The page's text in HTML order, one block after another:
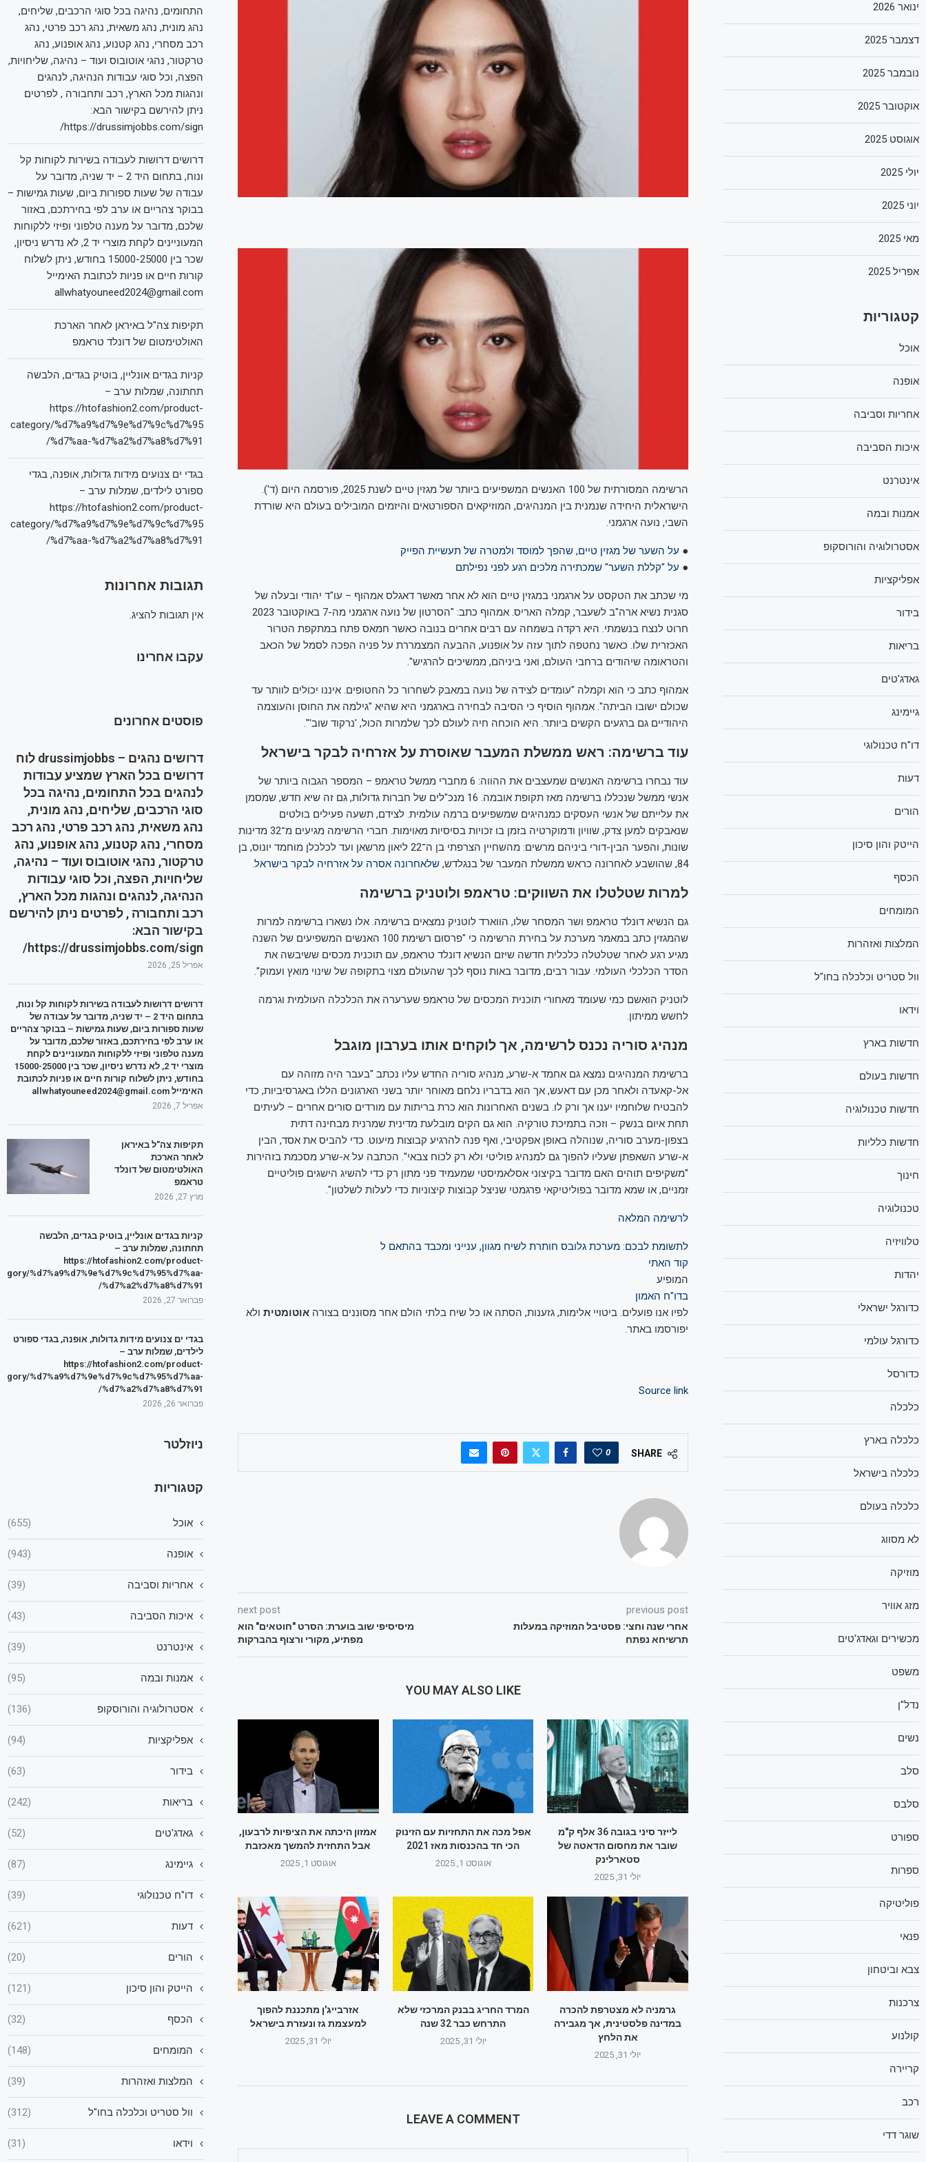
הרשימה המסורתית של 100 האנשים המשפיעים ביותר של מגזין טיים לשנת 2025, פורסמה היום (ד').
הישראלית היחידה שנמנית בין המנהיגים, המוזיקאים הספורטאים והיזמים המובילים בעולם היא שורדת
השבי, נועה ארגמני.
● על השער של מגזין טיים, שהפך למוסד ולמטרה של תעשיית הפייק
● על "קללת השער" שמכתירה מלכים רגע לפני נפילתם
מי שכתב את הטקסט על ארגמני במגזין טיים הוא לא אחר מאשר דאגלס אמהוף – עו"ד יהודי ובעלה של
סגנית נשיא ארה"ב לשעבר, קמלה האריס. אמהוף כתב: "הסרטון של נועה ארגמני מה-7 באוקטובר 2023
חרוט לנצח בנשמתי. היא רקדה בשמחה עם רבים אחרים בנובה כאשר חמאס פתח במתקפת הטרור
האכזרית שלו. כאשר נחטפה לתוך עזה על אופנוע, ההבעה המצמררת על פניה הפכה לסמל של הכאב
והטראומה שיהודים ברחבי העולם, ואני ביניהם, ממשיכים להרגיש".
אמהוף כתב כי הוא וקמלה "עומדים לצידה של נועה במאבק לשחרור כל החטופים. איננו יכולים לוותר עד
שכולם ישובו הביתה". אמהוף הוסיף כי הסיבה לבחירה בארגמני היא שהיא "גילמה את החוסן והעוצמה
היהודיים גם ברגעים הקשים ביותר. היא הוכחה חיה לעולם לכך שלמרות הכול, 'נרקוד שוב'".
עוד ברשימה: ראש ממשלת המעבר שאוסרת על אזרחיה לבקר בישראל
עוד נבחרו ברשימה האנשים שמעצבים את ההווה: 6 מחברי ממשל טראמפ – המספר הגבוה ביותר של
אנשי ממשל שנכללו ברשימה מאז תקופת אובמה. 16 מנכ"לים של חברות גדולות, גם זה שיא חדש, שמסמן
את עלייתם של אנשי העסקים כמנהיגים שמשפיעים ברמה עולמית. לצידם, תשעה פעילים בולטים
שנאבקים למען צדק, שוויון ודמוקרטיה בזמן בו זכויות בסיסיות מאוימות. חברי הרשימה מגיעים מ־32 מדינות
שונות, והפער הבין-דורי ביניהם מרשים: מהשחיין הצרפתי בן ה־22 ליאון מרשאן ועד לכלכלן מוחמד יונוס, בן
84, שהושבע לאחרונה כראש ממשלת המעבר של בנגלדש,
שלאחרונה אסרה על אזרחיה לבקר בישראל.
למרות שטלטלו את השווקים: טראמפ ולוטניק ברשימה
גם הנשיא דונלד טראמפ ושר המסחר שלו, הווארד לוטניק נמצאים ברשימה. אלו נשארו ברשימה למרות
שהמגזין כתב במאמר מערכת על בחירת הרשימה כי "פרסום רשימת 100 האנשים המשפיעים של השנה
מגיע רגע לאחר שטלטלה כלכלית חדשה שיזם הנשיא דונלד טראמפ, עם תוכנית מכסים ששיבשה את
הסדר הכלכלי העולמי. עבור רבים, מדובר באות נוסף לכך שהעולם מצוי בתקופה של שינוי מואץ ועמוק".
לוטניק הואשם כמי שעומד מאחורי תוכנית המכסים של טראמפ שערערה את הכלכלה העולמית וגרמה
לחשש ממיתון.
מנהיג סוריה נכנס לרשימה, אך לוקחים אותו בערבון מוגבל
ברשימת המנהיגים נמצא גם אחמד א-שרע, מנהיג סוריה החדש עליו נכתב "בעבר היה מזוהה עם
אל-קאעדה ולאחר מכן עם דאעש, אך הוא בדבריו נלחם מאוחר יותר בשני הארגונים הללו באגרסיביות, כדי
להבטיח שלוחמיו יענו אך ורק לו. בשנים האחרונות הוא כרת בריתות עם מורדים סורים אחרים – לעיתים
תחת איום בנשק – וזכה בתמיכת טורקיה. הוא גם הקים מובלעת מדינית שמרנית מבחינה דתית
בצפון-מערב סוריה, שנוהלה באופן אפקטיבי, ואף פנה להרגיע קבוצות מיעוט. כדי להביס את אסד, הבין
א-שרע השאפתן שעליו להפוך גם למנהיג פוליטי ולא רק לכוח צבאי". הכתבה על א-שרע מסכמת בזהירות
"משקיפים תוהים האם מדובר בקיצוני אסלאמיסטי שמעמיד פני מתון רק כדי להשיג הישגים פוליטיים
זמניים, או שמא מדובר בפוליטיקאי פרגמטי שניצל קבוצות קיצוניות כדי לעלות לשלטון".
לרשימה המלאה
לתשומת לבכם: מערכת גלובס חותרת לשיח מגוון, ענייני ומכבד בהתאם ל
קוד האתי
המופיע
בדו"ח האמון
לפיו אנו פועלים. ביטויי אלימות, גזענות, הסתה או כל שיח בלתי הולם אחר מסוננים בצורה אוטומטיתולא
יפורסמו באתר.
Source link
SHARE
0
previous post
אחרי שנה וחצי: פסטיבל המוזיקה במעלות
תרשיחא נפתח
next post
מיסיסיפי שוב בוערת: הסרט "חוטאים" הוא
מפתיע, מקורי ורצוף בהברקות
YOU MAY ALSO LIKE
אמזון היכתה את הציפיות לרבעון,
אבל התחזית להמשך מאכזבת
אוגוסט 1, 2025
אפל מכה את התחזיות עם הזינוק
הכי חד בהכנסות מאז 2021
אוגוסט 1, 2025
לייזר סיני בגובה 36 אלף ק"מ
שובר את מחסום הדאטה של
סטארלינק
יולי 31, 2025
אזרבייג'ן מתכננת להפוך
למעצמת גז ונעזרת בישראל
יולי 31, 2025
המרד החריג בבנק המרכזי שלא
התרחש כבר 32 שנה
יולי 31, 2025
גרמניה לא מצטרפת להכרה
במדינה פלסטינית, אך מגבירה
את הלחץ
יולי 31, 2025
LEAVE A COMMENT
התחומים, נהיגה בכל סוגי הרכבים, שליחים,
נהג מונית, נהג משאית, נהג רכב פרטי, נהג
רכב מסחרי, נהג קטנוע, נהג אופנוע, נהג
טרקטור, נהגי אוטובוס ועוד – נהיגה, שליחויות,
הפצה, וכל סוגי עבודות הנהיגה, לנהגים
ונהגות מכל הארץ, רכב ותחבורה , לפרטים
ניתן להירשם בקישור הבא:
https://drussimjobbs.com/sign/
דרושים דרושות לעבודה בשירות לקוחות קל
ונוח, בתחום היד 2 – יד שניה, מדובר על
עבודה של שעות ספורות ביום, שעות גמישות –
בבוקר צהריים או ערב לפי בחירתכם, באזור
שלכם, מדובר על מענה טלפוני ופיזי ללקוחות
המעוניינים לקחת מוצרי יד 2, לא נדרש ניסיון,
שכר בין 15000-25000 בחודש, ניתן לשלוח
קורות חיים או פניות לכתובת האימייל
allwhatyouneed2024@gmail.com
תקיפות צה"ל באיראן לאחר הארכת
האולטימטום של דונלד טראמפ
קניות בגדים אונליין, בוטיק בגדים, הלבשה
תחתונה, שמלות ערב –
https://htofashion2.com/product-
category/%d7%a9%d7%9e%d7%9c%d7%95
%d7%aa-%d7%a2%d7%a8%d7%91/
בגדי ים צנועים מידות גדולות, אופנה, בגדי
ספורט לילדים, שמלות ערב –
https://htofashion2.com/product-
category/%d7%a9%d7%9e%d7%9c%d7%95
%d7%aa-%d7%a2%d7%a8%d7%91/
תגובות אחרונות
אין תגובות להציג.
עקבו אחרינו
פוסטים אחרונים
דרושים נהגים – drussimjobbs לוח
דרושים בכל הארץ שמציע עבודות
לנהגים בכל התחומים, נהיגה בכל
סוגי הרכבים, שליחים, נהג מונית,
נהג משאית, נהג רכב פרטי, נהג רכב
מסחרי, נהג קטנוע, נהג אופנוע, נהג
טרקטור, נהגי אוטובוס ועוד – נהיגה,
שליחויות, הפצה, וכל סוגי עבודות
הנהיגה, לנהגים ונהגות מכל הארץ,
רכב ותחבורה , לפרטים ניתן להירשם
בקישור הבא:
https://drussimjobbs.com/sign/
אפריל 25, 2026
דרושים דרושות לעבודה בשירות לקוחות קל ונוח,
בתחום היד 2 – יד שניה, מדובר על עבודה של
שעות ספורות ביום, שעות גמישות – בבוקר צהריים
או ערב לפי בחירתכם, באזור שלכם, מדובר על
מענה טלפוני ופיזי ללקוחות המעוניינים לקחת
מוצרי יד 2, לא נדרש ניסיון, שכר בין 15000-25000
בחודש, ניתן לשלוח קורות חיים או פניות לכתובת
האימייל allwhatyouneed2024@gmail.com
אפריל 7, 2026
תקיפות צה"ל באיראן
לאחר הארכת
האולטימטום של דונלד
טראמפ
מרץ 27, 2026
קניות בגדים אונליין, בוטיק בגדים, הלבשה
תחתונה, שמלות ערב –
https://htofashion2.com/product-
%d7%a9%d7%9e%d7%9c%d7%95%d7%aa-
%d7%a2%d7%a8%d7%91/
פברואר 27, 2026
בגדי ים צנועים מידות גדולות, אופנה, בגדי ספורט
לילדים, שמלות ערב –
https://htofashion2.com/product-
%d7%a9%d7%9e%d7%9c%d7%95%d7%aa-
%d7%a2%d7%a8%d7%91/
פברואר 26, 2026
ניוזלטר
קטגוריות
אוכל (655)
אופנה (943)
אחריות וסביבה (39)
איכות הסביבה (43)
אינטרנט (39)
אמנות ובמה (95)
אסטרולוגיה והורוסקופ (136)
אפליקציות (94)
בידור (63)
בריאות (242)
גאדג'טים (52)
גיימינג (87)
דו"ח טכנולוגי (39)
דעות (621)
הורים (20)
הייטק והון סיכון (121)
הכסף (32)
המומחים (148)
המלצות ואזהרות (39)
וול סטריט וכלכלה בחו"ל (312)
וידאו (31)
ינואר 2026
דצמבר 2025
נובמבר 2025
אוקטובר 2025
אוגוסט 2025
יולי 2025
יוני 2025
מאי 2025
אפריל 2025
קטגוריות
אוכל
אופנה
אחריות וסביבה
איכות הסביבה
אינטרנט
אמנות ובמה
אסטרולוגיה והורוסקופ
אפליקציות
בידור
בריאות
גאדג'טים
גיימינג
דו"ח טכנולוגי
דעות
הורים
הייטק והון סיכון
הכסף
המומחים
המלצות ואזהרות
וול סטריט וכלכלה בחו"ל
וידאו
חדשות בארץ
חדשות בעולם
חדשות טכנולוגיה
חדשות כלליות
חינוך
טכנולוגיה
טלוויזיה
יהדות
כדורגל ישראלי
כדורגל עולמי
כדורסל
כלכלה
כלכלה בארץ
כלכלה בישראל
כלכלה בעולם
לא מסווג
מוזיקה
מזג אוויר
מכשירים וגאדג'טים
משפט
נדל"ן
נשים
סלב
סלבס
ספורט
ספרות
פוליטיקה
פנאי
צבא וביטחון
צרכנות
קולנוע
קריירה
רכב
שוגר דדי